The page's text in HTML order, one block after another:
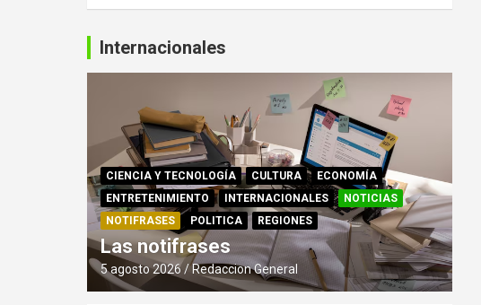
Internacionales
CIENCIA Y TECNOLOGÍA CULTURA
ECONOMÍA
ENTRETENIMIENTO
INTERNACIONALES
NOTICIAS
NOTIFRASES
POLITICA REGIONES
Las notifrases
5 agosto 2026 Redaccion General